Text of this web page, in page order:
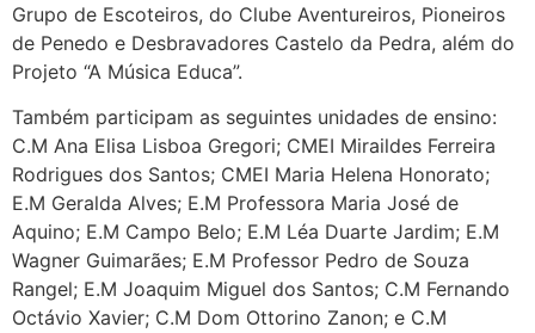
Grupo de Escoteiros, do Clube Aventureiros, Pioneiros
de Penedo e Desbravadores Castelo da Pedra, além do
Projeto “A Música Educa”.
Também participam as seguintes unidades de ensino:
C.M Ana Elisa Lisboa Gregori; CMEI Miraildes Ferreira
Rodrigues dos Santos; CMEI Maria Helena Honorato;
E.M Geralda Alves; E.M Professora Maria José de
Aquino; E.M Campo Belo; E.M Léa Duarte Jardim; E.M
Wagner Guimarães; E.M Professor Pedro de Souza
Rangel; E.M Joaquim Miguel dos Santos; C.M Fernando
Octávio Xavier; C.M Dom Ottorino Zanon; e C.M